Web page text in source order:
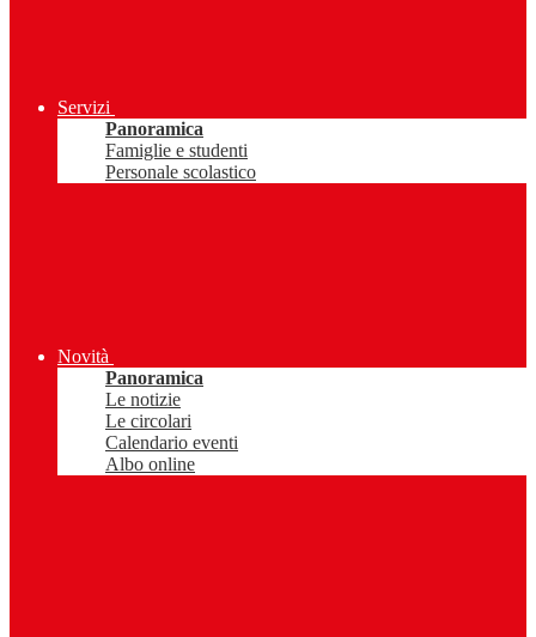
Servizi
Panoramica
Famiglie e studenti
Personale scolastico
Novità
Panoramica
Le notizie
Le circolari
Calendario eventi
Albo online